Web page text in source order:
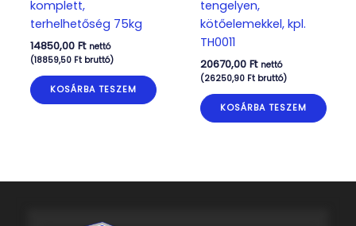
komplett,
terhelhetőség 75kg
14850,00 Ft nettó
(18859,50 Ftbruttó)
KOSÁRBA TESZEM
tengelyen,
kötőelemekkel, kpl.
TH0011
20670,00 Ft nettó
(26250,90 Ftbruttó)
KOSÁRBA TESZEM